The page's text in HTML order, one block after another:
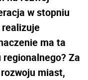
w stopniu
ma ta
Za
miast,